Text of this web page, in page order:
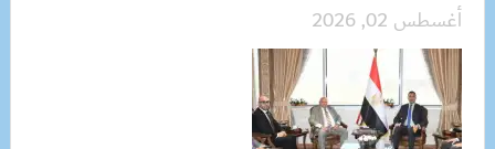
أغسطس 02, 2026